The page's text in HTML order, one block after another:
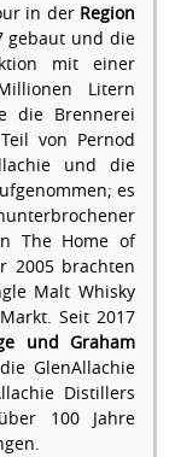
in der Region
gebaut und die
mit einer
Litern
die Brennerei
von Pernod
und die
es
The Home of
2005 brachten
Malt Whisky
Seit 2017
und Graham
GlenAllachie
Distillers
100 Jahre